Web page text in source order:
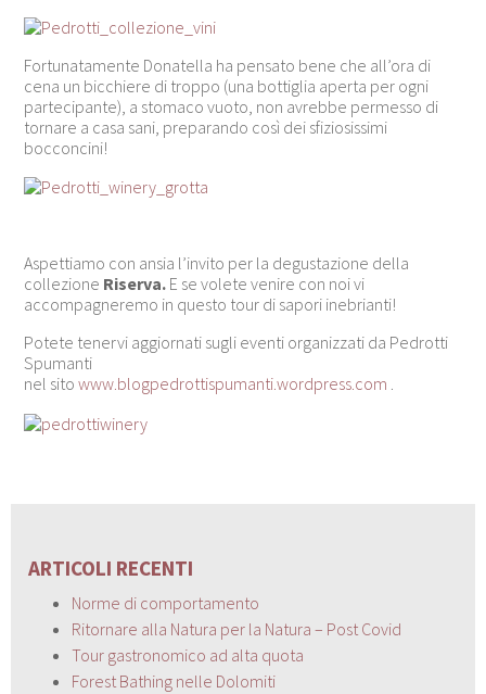
Fortunatamente Donatella ha pensato bene che all’ora di
cena un bicchiere di troppo (una bottiglia aperta per ogni
partecipante), a stomaco vuoto, non avrebbe permesso di
tornare a casa sani, preparando così dei sfiziosissimi
bocconcini!
Aspettiamo con ansia l’invito per la degustazione della
collezione Riserva. E se volete venire con noi vi
accompagneremo in questo tour di sapori inebrianti!
Potete tenervi aggiornati sugli eventi organizzati da Pedrotti
Spumanti
nel sitowww.blogpedrottispumanti.wordpress.com .
ARTICOLI RECENTI
Norme di comportamento
Ritornare alla Natura per la Natura – Post Covid
Tour gastronomico ad alta quota
Forest Bathing nelle Dolomiti